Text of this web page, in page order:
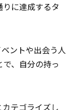
に達成するタ
ントや出会う人
、自分の持っ
テゴライズし